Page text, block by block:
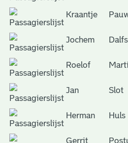
Kraantje
Jochem
Roelof
Jan Slot
Herman Huls
Gerrit